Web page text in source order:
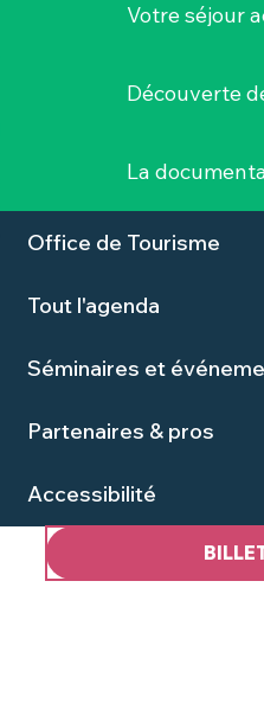
Votre séjour
Découverte
La
Office de Tourisme
Tout l'agenda
Séminaires et
Partenaires & pros
Accessibilité
pros
& pros
salles
d'histoire
VENIR ?
Atlantique